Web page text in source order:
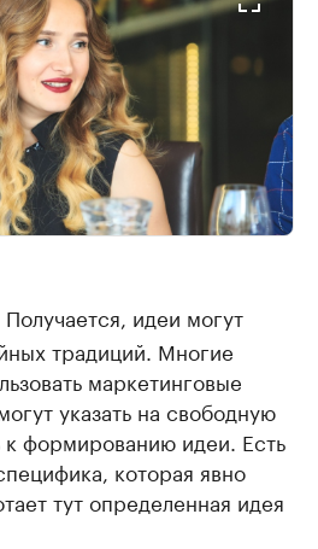
Получается, идеи могут
традиций. Многие
маркетинговые
указать на свободную
к формированию идеи. Есть
которая явно
тут определенная идея